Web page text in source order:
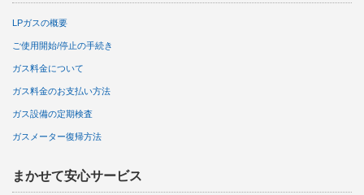
LPガスの概要
ご使用開始/停止の手続き
ガス料金について
ガス料金のお支払い方法
ガス設備の定期検査
ガスメーター復帰方法
まかせて安心サービス